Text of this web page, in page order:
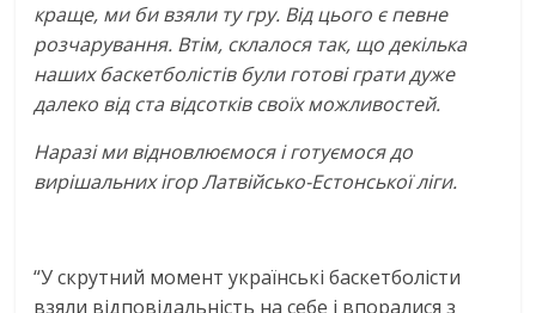
краще, ми би взяли ту гру. Від цього є певне
розчарування. Втім, склалося так, що декілька
наших баскетболістів були готові грати дуже
далеко від ста відсотків своїх можливостей.
Наразі ми відновлюємося і готуємося до
вирішальних ігор Латвійсько-Естонської ліги.
“У скрутний момент українські баскетболісти
взяли відповідальність на себе і впоралися з